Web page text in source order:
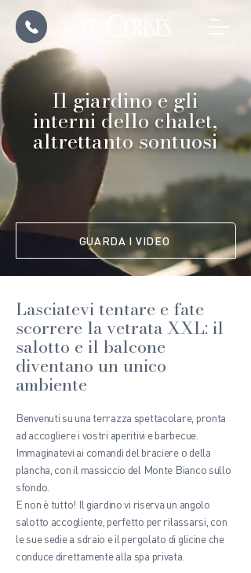
Il giardino e gli
interni dello chalet,
altrettanto sontuosi
GUARDA I VIDEO
Lasciatevi tentare e fate
scorrere la vetrata XXL: il
salotto e il balcone
diventano un unico
ambiente
Benvenuti su una terrazza spettacolare, pronta
ad accogliere i vostri aperitivi e barbecue.
Immaginatevi ai comandi del braciere o della
plancha, con il massiccio del Monte Bianco sullo
sfondo.
E non è tutto! Il giardino vi riserva un angolo
salotto accogliente, perfetto per rilassarsi, con
le sue sedie a sdraio e il pergolato di glicine che
conduce direttamente alla spa privata.